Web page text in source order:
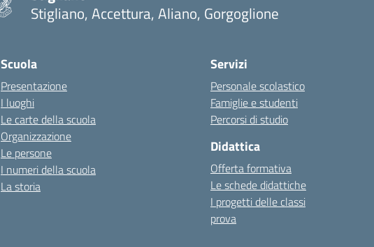
Stigliano, Accettura, Aliano, Gorgoglione
Scuola
Presentazione
I luoghi
Le carte della scuola
Organizzazione
Le persone
I numeri della scuola
La storia
Servizi
Personale scolastico
Famiglie e studenti
Percorsi di studio
Didattica
Offerta formativa
Le schede didattiche
I progetti delle classi
prova